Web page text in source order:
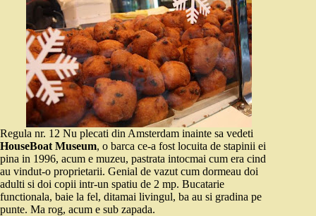
Regula nr. 12 Nu plecati din Amsterdam inainte sa vedeti
HouseBoat Museum, o barca ce-a fost locuita de stapinii ei
pina in 1996, acum e muzeu, pastrata intocmai cum era cind
au vindut-o proprietarii. Genial de vazut cum dormeau doi
adulti si doi copii intr-un spatiu de 2 mp. Bucatarie
functionala, baie la fel, ditamai livingul, ba au si gradina pe
punte. Ma rog, acum e sub zapada.